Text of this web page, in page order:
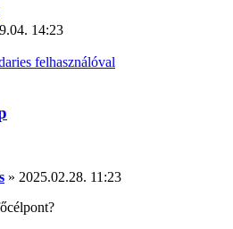
14:23
felhasználóval
» 2025.02.28. 11:23